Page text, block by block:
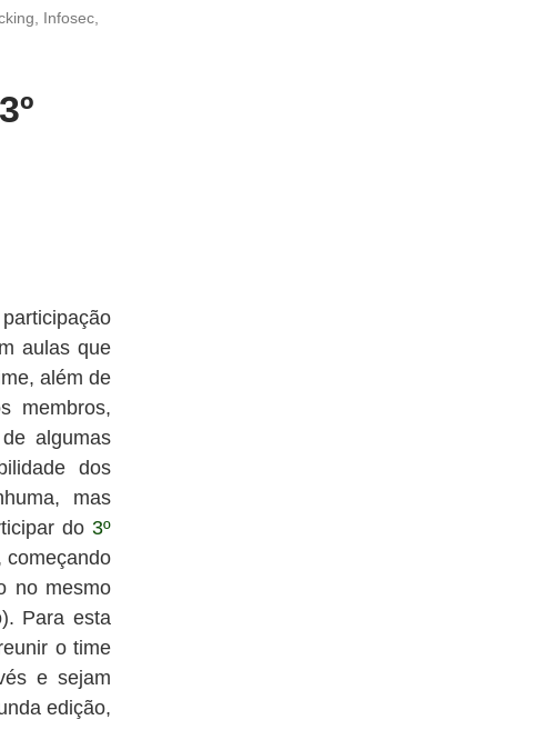
Infosec
aulas que
além de
membros,
algumas
dos
mas
do 3º
começando
no mesmo
Para esta
o time
e sejam
edição,